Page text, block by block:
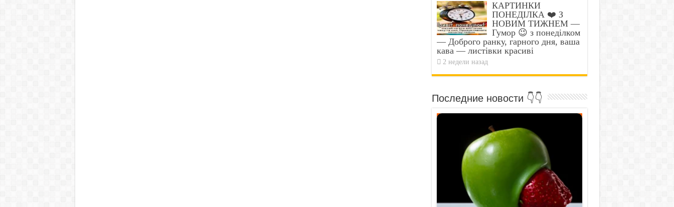
КАРТИНКИ
ПОНЕДІЛКА ❤️ З
НОВИМ ТИЖНЕМ —
Гумор 😉 з понеділком
— Доброго ранку, гарного дня, ваша
кава — листівки красиві
2 недели назад
Последние новости 👇👇